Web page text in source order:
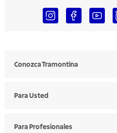
Conozca Tramontina
Para Usted
Para Profesionales